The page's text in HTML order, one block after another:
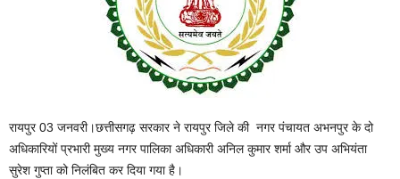
रायपुर 03 जनवरी।छत्तीसगढ़ सरकार ने रायपुर जिले की नगर पंचायत अभनपुर के दो
अधिकारियों प्रभारी मुख्य नगर पालिका अधिकारी अनिल कुमार शर्मा और उप अभियंता
सुरेश गुप्ता को निलंबित कर दिया गया है।